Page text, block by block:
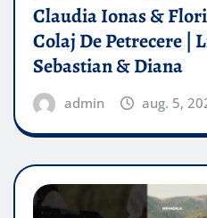
Claudia Ionas &
Colaj De Petrecere |
Sebastian & Diana
admin aug. 5,